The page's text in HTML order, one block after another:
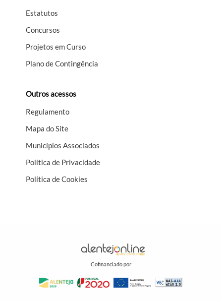
Estatutos
Concursos
Projetos em Curso
Plano de Contingência
Outros acessos
Regulamento
Mapa do Site
Municípios Associados
Política de Privacidade
Política de Cookies
Cofinanciado por